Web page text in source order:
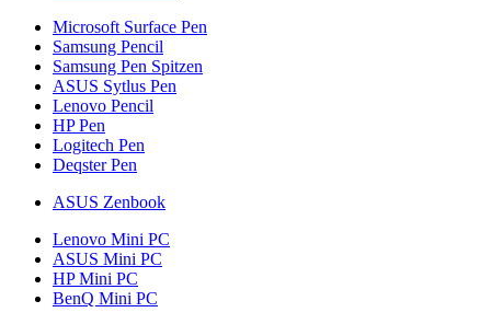
Microsoft Surface Pen
Samsung Pencil
Samsung Pen Spitzen
ASUS Sytlus Pen
Lenovo Pencil
HP Pen
Logitech Pen
Deqster Pen
ASUS Zenbook
Lenovo Mini PC
ASUS Mini PC
HP Mini PC
BenQ Mini PC